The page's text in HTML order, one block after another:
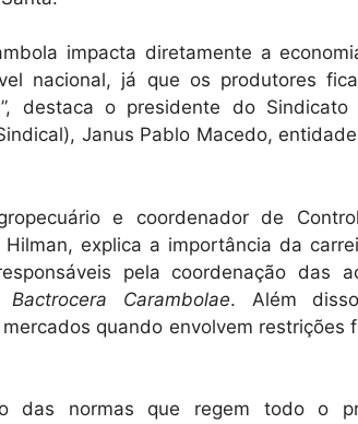
impacta diretamente a
nacional, já que os produtores
destaca o presidente do
Janus Pablo Macedo,
e coordenador de
explica a importância da
pela coordenação das
Bactrocera Carambolae. Além
quando envolvem restrições
das normas que regem todo o